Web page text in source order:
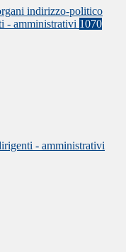
indirizzo-politico
- amministrativi 1070
- amministrativi